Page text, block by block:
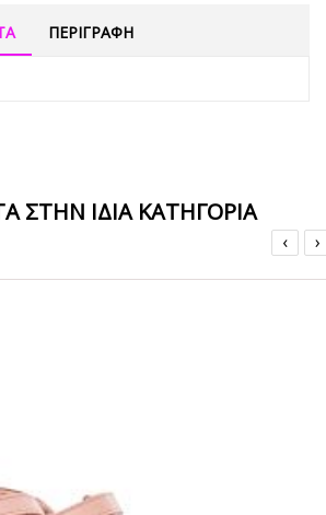
ΠΕΡΙΓΡΑΦΗ
ΣΤΗΝ ΙΔΙΑ ΚΑΤΗΓΟΡΙΑ
‹ ›